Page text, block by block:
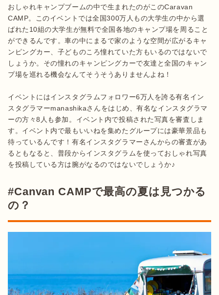
おしゃれキャンプブームの中で生まれたのがこのCaravan
CAMP。このイベントでは全国300万人もの大学生の中から選
ばれた10組の大学生が無料で全国各地のキャンプ場を周ること
ができるんです。車の中にまるで家のような空間が広がるキャ
ンピングカー、子どものころ憧れていた方もいるのではないで
しょうか。その憧れのキャンピングカーで友達と全国のキャン
プ場を巡れる機会なんてそうそうありませんよね！
イベントにはインスタグラムフォロワー6万人を誇る有名イン
スタグラマーmanashikaさんをはじめ、有名なインスタグラマ
ーの方々8人も参加。イベント内で投稿された写真を審査しま
す。イベント内で最もいいねを集めたグループには豪華景品も
待っているんです！有名インスタグラマーさんからの審査があ
るともなると、普段からインスタグラムを使っておしゃれ写真
を投稿している方は腕がなるのではないでしょうか♪
#Canvan CAMPで最高の夏は見つかる
の？